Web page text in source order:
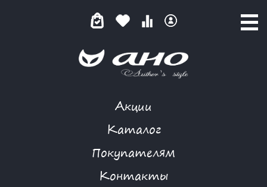
Акции
Каталог
Покупателям
Контакты
СОЛНЕЧНОЕ НАСТРОЕНИЕ